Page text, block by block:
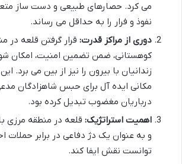
می کرد. حصارهای طبیعی و دست ساز
نفوذ و فرار را به حداقل می رساند.
دوری از مراکز قدرت: قرار گرفتن قلعه در
کوهستانی، ضمن تضمین امنیت، امکان
زندانیان با بیرون را نیز از بین می برد.
مکانی ایده آل برای حبس شاهزادگان
درباریان مغضوب تبدیل کرده بود.
اهمیت استراتژیک: قلعه در منطقه مرزی
و به عنوان یک دژ دفاعی در برابر حملات
توانست نقش ایفا کند.